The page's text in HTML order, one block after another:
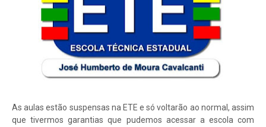
As aulas estão suspensas na ETE e só voltarão ao normal, assim
que tivermos garantias que pudemos acessar a escola com